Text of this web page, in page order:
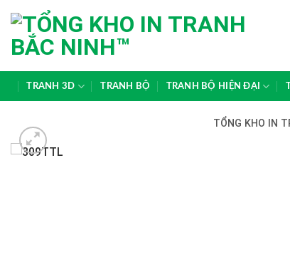
to
content
TRANH 3D TRANH BỘ TRANH BỘ HIỆN ĐẠI
TỔNG KHO IN